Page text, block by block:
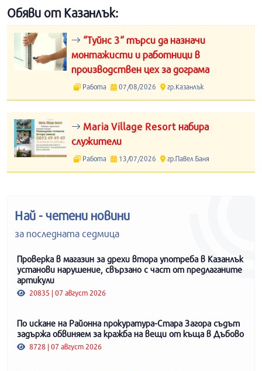
Обяви от Казанлък:
“Туйнс 3“ търси да назначи
монтажисти и работници в
производствен цех за дограма
Работа 07/08/2026 гр.Казанлък
Maria Village Resort набира
служители
Работа 13/07/2026 гр.Павел Баня
Най - четени новини
за последната седмица
Проверка в магазин за дрехи втора употреба в Казанлък
установи нарушение, свързано с част от предлаганите
артикули
20835 | 07 август 2026
По искане на Районна прокуратура-Стара Загора съдът
задържа обвиняем за кражба на вещи от къща в Дъбово
8728 | 07 август 2026